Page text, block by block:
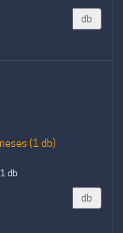
db
(1 db)
db
db